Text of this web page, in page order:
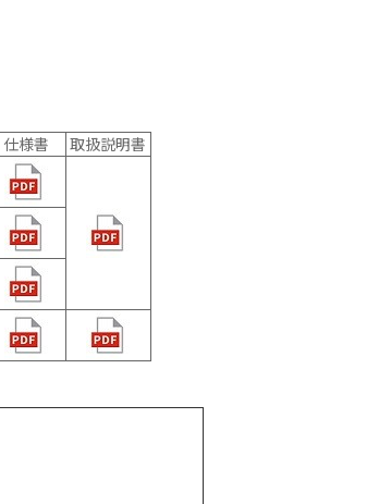
仕様書
取扱説明書